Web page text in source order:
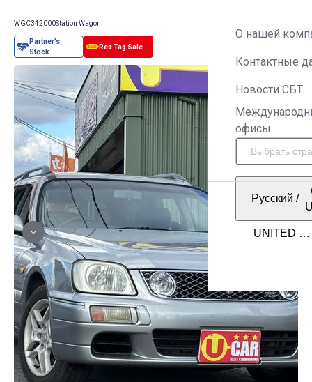
О нашей
Контактные
Новости СБТ
офисы
Русский /
WGC342000Station Wagon